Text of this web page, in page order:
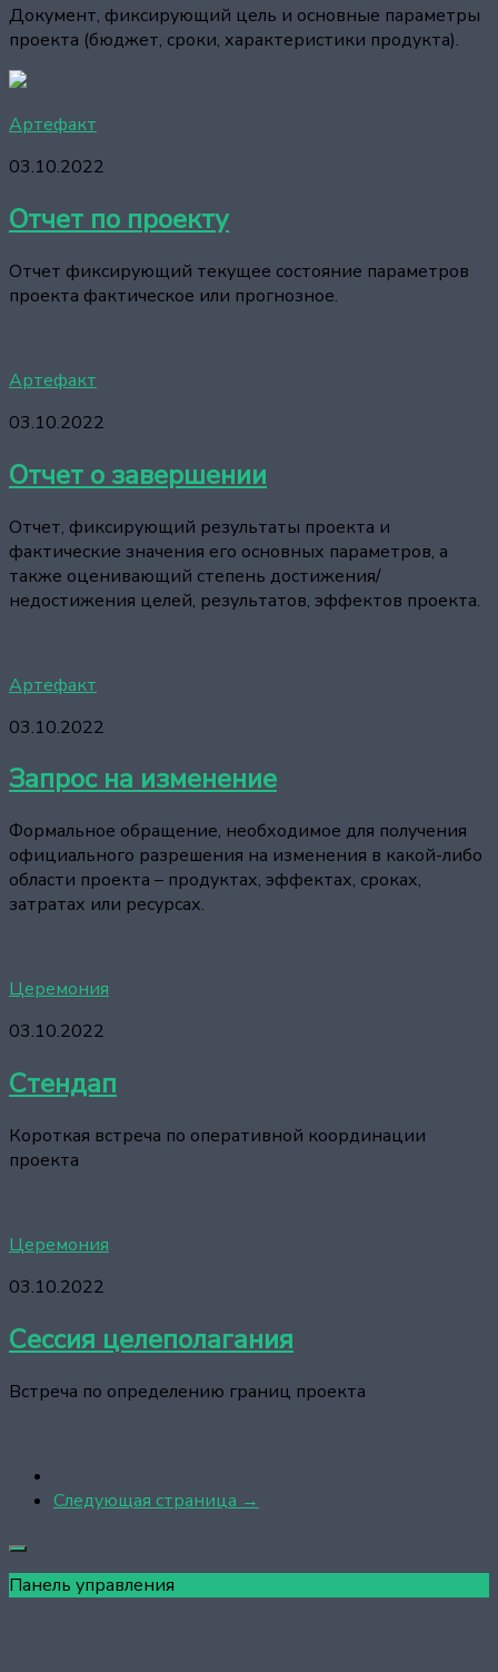
Документ, фиксирующий цель и основные параметры
проекта (бюджет, сроки, характеристики продукта).
Артефакт
03.10.2022
Отчет по проекту
Отчет фиксирующий текущее состояние параметров
проекта фактическое или прогнозное.
Артефакт
03.10.2022
Отчет о завершении
Отчет, фиксирующий результаты проекта и
фактические значения его основных параметров, а
также оценивающий степень достижения/
недостижения целей, результатов, эффектов проекта.
Артефакт
03.10.2022
Запрос на изменение
Формальное обращение, необходимое для получения
официального разрешения на изменения в какой-либо
области проекта – продуктах, эффектах, сроках,
затратах или ресурсах.
Церемония
03.10.2022
Стендап
Короткая встреча по оперативной координации
проекта
Церемония
03.10.2022
Сессия целеполагания
Встреча по определению границ проекта
Следующая страница →
Панель управления